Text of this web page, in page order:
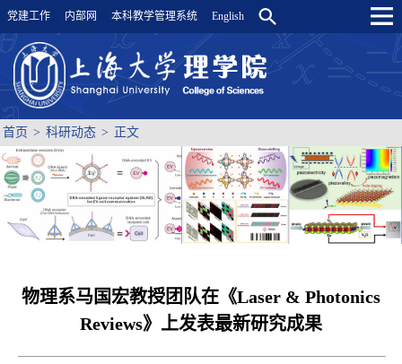
党建工作 内部网 本科教学管理系统 English
首页 > 科研动态 > 正文
物理系马国宏教授团队在《Laser & Photonics
Reviews》上发表最新研究成果